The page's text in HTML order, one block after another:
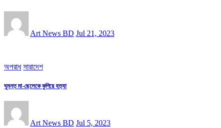
Art News BD Jul 21, 2023
অপরাধ সারাদেশ
ঘুমন্ত মা-ছেলেকে কুপিয়ে হত্যা
Art News BD Jul 5, 2023